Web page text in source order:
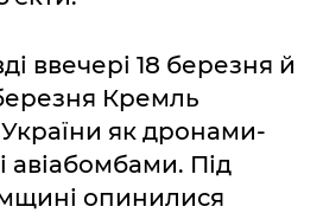
ввечері 18 березня й
Кремль
України як дронами-
авіабомбами. Під
опинилися